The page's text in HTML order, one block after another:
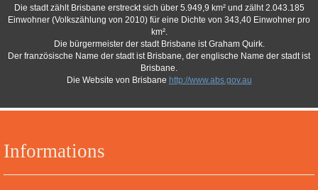
Informations
Die stadt zählt Brisbane erstreckt sich über 5.949,9 km² und zälht 2.043.185
Einwohner (Volkszählung von 2010) für eine Dichte von 343,40 Einwohner pro
km².
Die bürgermeister der stadt Brisbane ist Graham Quirk.
Der französische Name der stadt ist Brisbane, der englische Name der stadt ist
Brisbane.
Die Website von Brisbane http://www.abs.gov.au